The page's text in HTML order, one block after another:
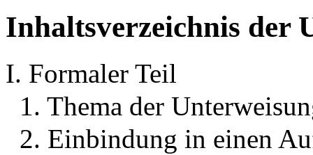
Inhaltsverzeichnis der
I. Formaler Teil
1. Thema der
2. Einbindung in einen